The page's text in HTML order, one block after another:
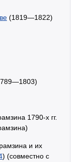
(1819—1822)
1790-х гг.
и их
) (совместно с